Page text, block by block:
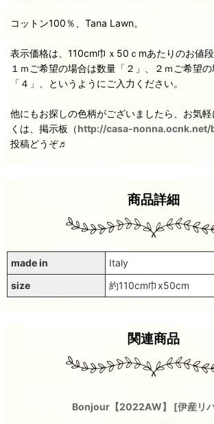
コットン100％、Tana Lawn。
表示価格は、110cm巾ｘ50ｃmあたりのお値段
１ｍご希望の場合は数量「２」、２ｍご希望
「４」、というようにご入力ください。
他にもお探しの色柄がございましたら、お気
くは、掲示板（http://casa-nonna.ocnk.net/
投稿どうぞ♬
商品詳細
made in
Italy
size
約110cm巾x50cm
関連商品
Bonjour【2022AW】 [伊産リ